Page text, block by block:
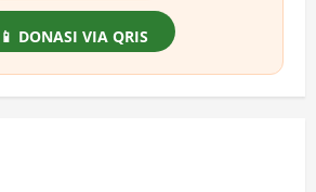
📱 DONASI VIA QRIS